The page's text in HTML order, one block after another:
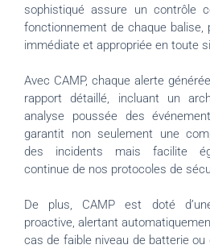
sophistiqué assure un contrôle
fonctionnement de chaque
immédiate et appropriée en toute
Avec CAMP, chaque alerte
rapport détaillé, incluant un
analyse poussée des
garantit non seulement une
des incidents mais facilite
continue de nos protocoles de
De plus, CAMP est doté
proactive, alertant
cas de faible niveau de batterie